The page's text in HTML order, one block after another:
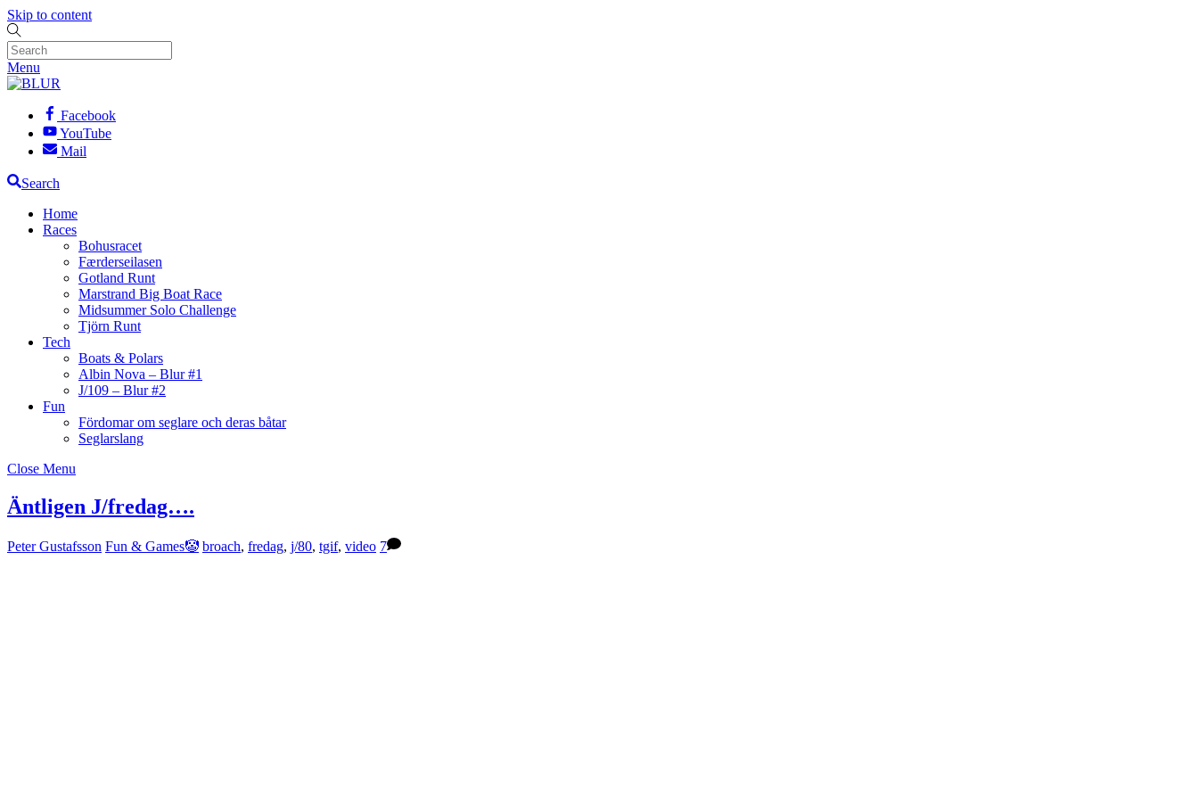
Skip to content
Menu
Facebook
YouTube
Mail
Search
Home
Races
Bohusracet
Færderseilasen
Gotland Runt
Marstrand Big Boat Race
Midsummer Solo Challenge
Tjörn Runt
Tech
Boats & Polars
Albin Nova – Blur #1
J/109 – Blur #2
Fun
Fördomar om seglare och deras båtar
Seglarslang
Close Menu
Äntligen J/fredag….
Peter Gustafsson Fun & Games🤡 broach, fredag, j/80, tgif, video 7